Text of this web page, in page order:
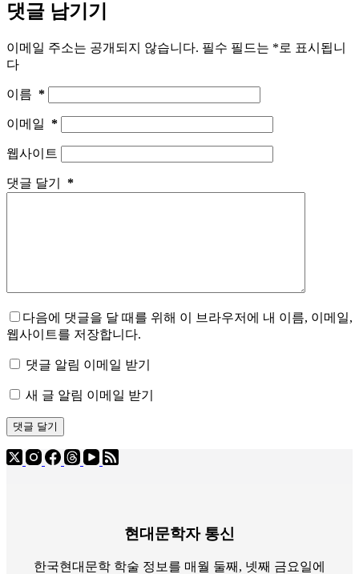
댓글 남기기
이메일 주소는 공개되지 않습니다. 필수 필드는 *로 표시됩니
다
이름 *
이메일 *
웹사이트
댓글 달기 *
다음에 댓글을 달 때를 위해 이 브라우저에 내 이름, 이메일,
웹사이트를 저장합니다.
댓글 알림 이메일 받기
새 글 알림 이메일 받기
댓글 달기
현대문학자 통신
한국현대문학 학술 정보를 매월 둘째, 넷째 금요일에